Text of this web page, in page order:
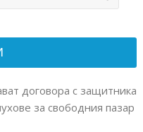
договора с защитника
за свободния пазар